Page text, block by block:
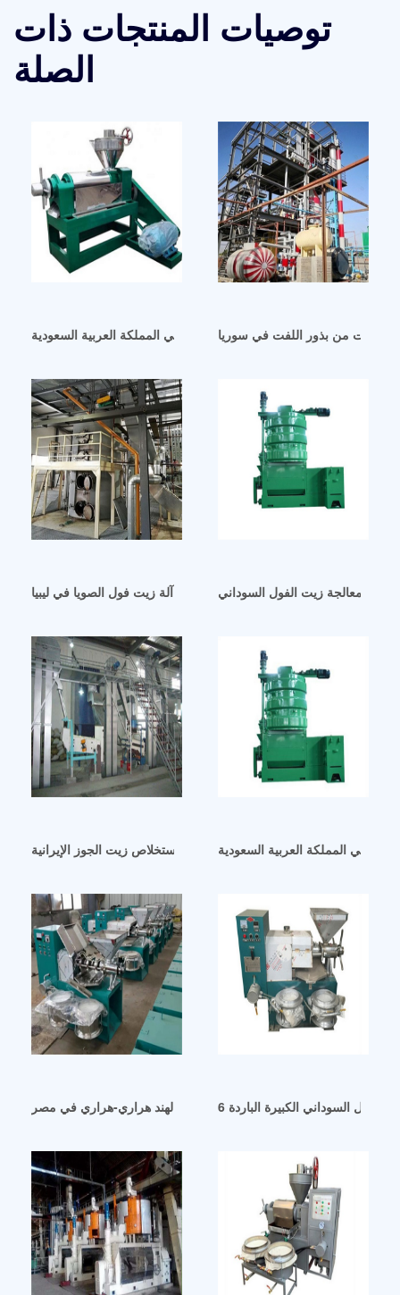
توصيات المنتجات ذات
الصلة
آلة عصر زيت الفول السوداني الكبيرة للبيع في المملكة العربية السعودية
من بذور اللفت في سوريا
آلة زيت فول الصويا بالجملة آلة زيت فول الصويا في ليبيا
الشركة المصنعة والموردة لآلات استخلاص زيت الجوز الإيرانية
في المملكة العربية السعودية
مورد زيت جوز الهند هراري-هراري في مصر